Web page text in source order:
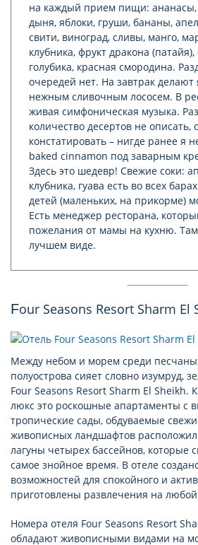
на каждый прием пищи: ананасы,
дыня, яблоки, груши, бананы,
свити, виноград, сливы, манго,
клубника, фрукт дракона
голубика, красная смородина.
очередей нет. На завтрак делают
нежным сливочным лососем. В
живая симфоническая музыка.
количество десертов не описать,
констатировать – нигде ранее я
baked cinnamon под заварным
Здесь это шедевр! Свежие соки:
клубника, гуава есть во всех
детей (маленьких, на прикорме)
Есть менеджер ресторана,
пожелания от мамы на кухню. Там
лучшем виде.
Four Seasons Resort Sharm El
Между небом и морем среди
полуострова сияет словно изумруд,
Four Seasons Resort Sharm El Sheikh.
люкс это роскошные апартаменты с
тропические сады, обдуваемые
живописных ландшафтов
лагуны четырех бассейнов, которые
самое знойное время. В отеле
возможностей для спокойного и
приготовлены развлечения на любой
Номера отеля Four Seasons Resort
обладают живописными видами на